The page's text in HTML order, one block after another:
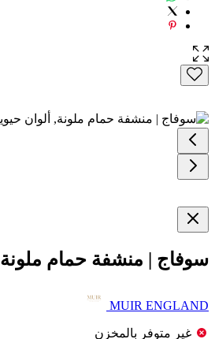
سوفاج | منشفة حمام ملونة
MUIR ENGLAND
غير متوفر بالمخزن